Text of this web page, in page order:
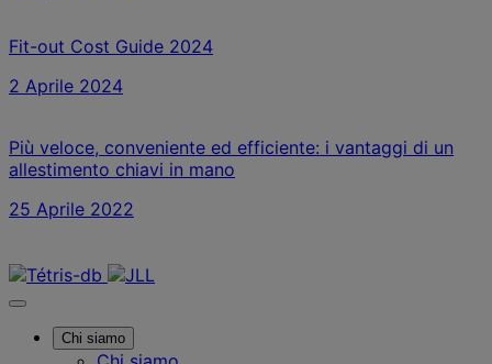
Fit-out Cost Guide 2024
2 Aprile 2024
Più veloce, conveniente ed efficiente: i vantaggi di un
allestimento chiavi in mano
25 Aprile 2022
Chi siamo